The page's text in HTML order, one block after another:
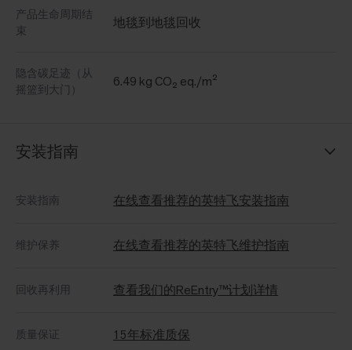
产品生命周期结
束
地毯到地毯回收
隐含碳足迹（从
摇篮到大门）
6.49 kg CO₂ eq./m²
安装指南
安装指南 在线查看推荐的英特飞安装指南
维护保养 在线查看推荐的英特飞维护指南
回收再利用 查看我们的ReEntry™计划详情
质量保证 15年标准质保